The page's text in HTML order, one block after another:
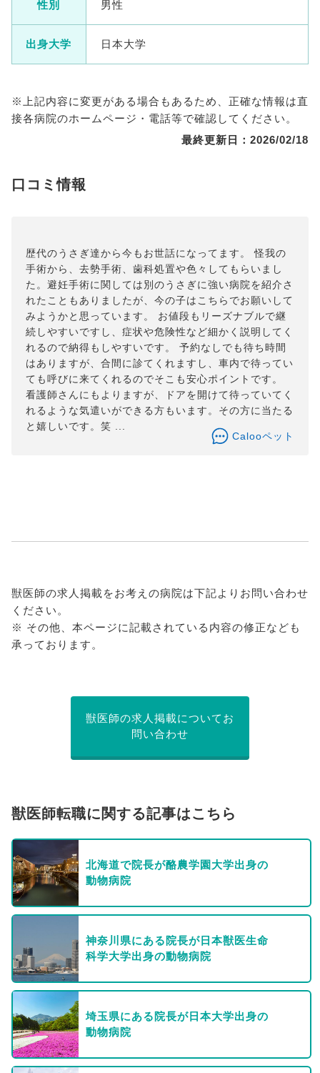
性別 男性
出身大学 日本大学
※上記内容に変更がある場合もあるため、正確な情報は直
接各病院のホームページ・電話等で確認してください。
最終更新日：2026/02/18
口コミ情報
歴代のうさぎ達から今もお世話になってます。 怪我の
手術から、去勢手術、歯科処置や色々してもらいまし
た。避妊手術に関しては別のうさぎに強い病院を紹介さ
れたこともありましたが、今の子はこちらでお願いして
みようかと思っています。 お値段もリーズナブルで継
続しやすいですし、症状や危険性など細かく説明してく
れるので納得もしやすいです。 予約なしでも待ち時間
はありますが、合間に診てくれますし、車内で待ってい
ても呼びに来てくれるのでそこも安心ポイントです。
看護師さんにもよりますが、ドアを開けて待っていてく
れるような気遣いができる方もいます。その方に当たる
と嬉しいです。笑 ...
Calooペット
獣医師の求人掲載をお考えの病院は下記よりお問い合わせ
ください。
※ その他、本ページに記載されている内容の修正なども
承っております。
獣医師の求人掲載についてお
問い合わせ
獣医師転職に関する記事はこちら
北海道で院長が酪農学園大学出身の
動物病院
神奈川県にある院長が日本獣医生命
科学大学出身の動物病院
埼玉県にある院長が日本大学出身の
動物病院